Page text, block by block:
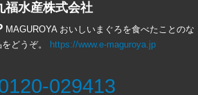
福水産株式会社
MAGUROYA おいしいまぐろを食べたことのな
どうぞ。
https://www.e-maguroya.jp
029413